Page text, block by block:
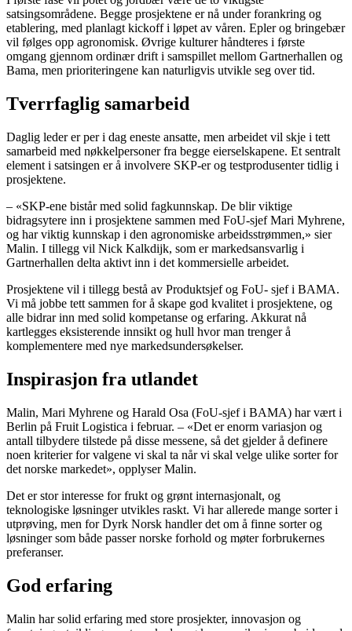
satsingsområdene. Begge prosjektene er nå under forankring og
etablering, med planlagt kickoff i løpet av våren. Epler og bringebær
vil følges opp agronomisk. Øvrige kulturer håndteres i første
omgang gjennom ordinær drift i samspillet mellom Gartnerhallen og
Bama, men prioriteringene kan naturligvis utvikle seg over tid.
Tverrfaglig samarbeid
Daglig leder er per i dag eneste ansatte, men arbeidet vil skje i tett
samarbeid med nøkkelpersoner fra begge eierselskapene. Et sentralt
element i satsingen er å involvere SKP-er og testprodusenter tidlig i
prosjektene.
– «SKP-ene bistår med solid fagkunnskap. De blir viktige
bidragsytere inn i prosjektene sammen med FoU-sjef Mari Myhrene,
og har viktig kunnskap i den agronomiske arbeidsstrømmen,» sier
Malin. I tillegg vil Nick Kalkdijk, som er markedsansvarlig i
Gartnerhallen delta aktivt inn i det kommersielle arbeidet.
Prosjektene vil i tillegg bestå av Produktsjef og FoU- sjef i BAMA.
Vi må jobbe tett sammen for å skape god kvalitet i prosjektene, og
alle bidrar inn med solid kompetanse og erfaring. Akkurat nå
kartlegges eksisterende innsikt og hull hvor man trenger å
komplementere med nye markedsundersøkelser.
Inspirasjon fra utlandet
Malin, Mari Myhrene og Harald Osa (FoU-sjef i BAMA) har vært i
Berlin på Fruit Logistica i februar. – «Det er enorm variasjon og
antall tilbydere tilstede på disse messene, så det gjelder å definere
noen kriterier for valgene vi skal ta når vi skal velge ulike sorter for
det norske markedet», opplyser Malin.
Det er stor interesse for frukt og grønt internasjonalt, og
teknologiske løsninger utvikles raskt. Vi har allerede mange sorter i
utprøving, men for Dyrk Norsk handler det om å finne sorter og
løsninger som både passer norske forhold og møter forbrukernes
preferanser.
God erfaring
Malin har solid erfaring med store prosjekter, innovasjon og